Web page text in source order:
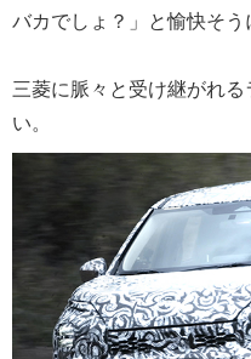
バカでしょ？」と愉快そう
三菱に脈々と受け継がれ
い。